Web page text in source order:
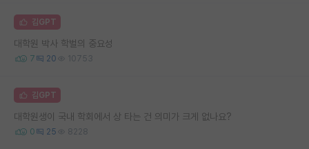
김GPT
대학원 박사 학벌의 중요성
7 20 10753
김GPT
대학원생이 국내 학회에서 상 타는 건 의미가 크게 없나요?
0 25 8228